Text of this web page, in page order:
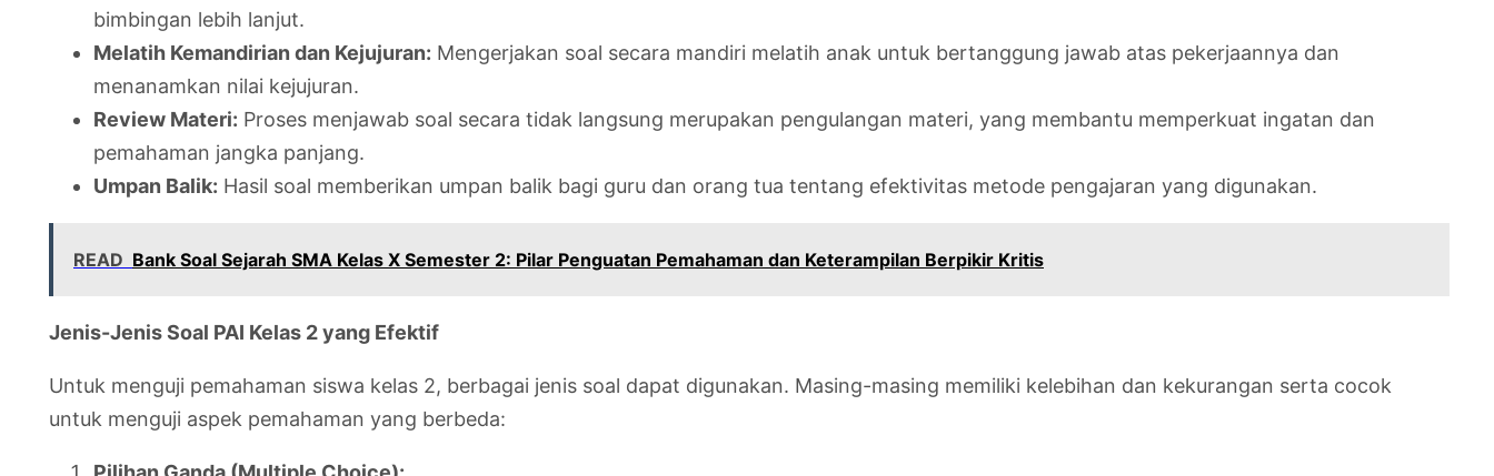
bimbingan lebih lanjut.
Melatih Kemandirian dan Kejujuran: Mengerjakan soal secara mandiri melatih anak untuk bertanggung jawab atas pekerjaannya dan
menanamkan nilai kejujuran.
Review Materi: Proses menjawab soal secara tidak langsung merupakan pengulangan materi, yang membantu memperkuat ingatan dan
pemahaman jangka panjang.
Umpan Balik: Hasil soal memberikan umpan balik bagi guru dan orang tua tentang efektivitas metode pengajaran yang digunakan.
READ Bank Soal Sejarah SMA Kelas X Semester 2: Pilar Penguatan Pemahaman dan Keterampilan Berpikir Kritis
Jenis-Jenis Soal PAI Kelas 2 yang Efektif
Untuk menguji pemahaman siswa kelas 2, berbagai jenis soal dapat digunakan. Masing-masing memiliki kelebihan dan kekurangan serta cocok
untuk menguji aspek pemahaman yang berbeda: